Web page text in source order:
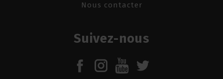
Nous contacter
Suivez-nous